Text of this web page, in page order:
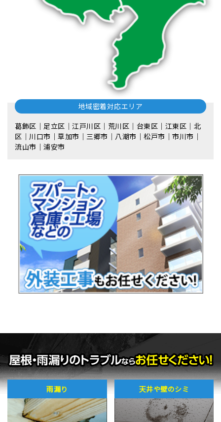
地域密着対応エリア
葛飾区｜足立区｜江戸川区｜荒川区｜台東区｜江東区｜北
区｜川口市｜草加市｜三郷市｜八潮市｜松⼾市｜市川市｜
流⼭市｜浦安市
雨漏り 天井や壁のシミ